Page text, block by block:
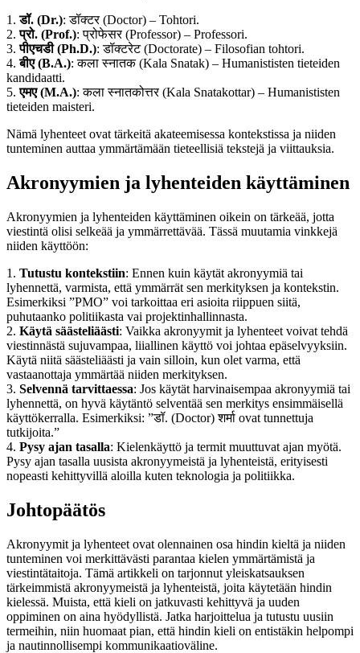
1.डॉ. (Dr.): डॉक्टर (Doctor) – Tohtori.
2.प्रो. (Prof.): प्रोफेसर (Professor) – Professori.
3.पीएचडी (Ph.D.): डॉक्टरेट (Doctorate) – Filosofian tohtori.
4.बीए (B.A.): कला स्नातक (Kala Snatak) – Humanististen tieteiden
kandidaatti.
5.एमए (M.A.): कला स्नातकोत्तर (Kala Snatakottar) – Humanististen
tieteiden maisteri.
Nämä lyhenteet ovat tärkeitä akateemisessa kontekstissa ja niiden
tunteminen auttaa ymmärtämään tieteellisiä tekstejä ja viittauksia.
Akronyymien ja lyhenteiden käyttäminen
Akronyymien ja lyhenteiden käyttäminen oikein on tärkeää, jotta
viestintä olisi selkeää ja ymmärrettävää. Tässä muutamia vinkkejä
niiden käyttöön:
1. Tutustu kontekstiin: Ennen kuin käytät akronyymiä tai
lyhennettä, varmista, että ymmärrät sen merkityksen ja kontekstin.
Esimerkiksi ”PMO” voi tarkoittaa eri asioita riippuen siitä,
puhutaanko politiikasta vai projektinhallinnasta.
2. Käytä säästeliäästi: Vaikka akronyymit ja lyhenteet voivat tehdä
viestinnästä sujuvampaa, liiallinen käyttö voi johtaa epäselvyyksiin.
Käytä niitä säästeliäästi ja vain silloin, kun olet varma, että
vastaanottaja ymmärtää niiden merkityksen.
3. Selvennä tarvittaessa: Jos käytät harvinaisempaa akronyymiä tai
lyhennettä, on hyvä käytäntö selventää sen merkitys ensimmäisellä
käyttökerralla. Esimerkiksi: ”डॉ. (Doctor) शर्मा ovat tunnettuja
tutkijoita.”
4. Pysy ajan tasalla: Kielenkäyttö ja termit muuttuvat ajan myötä.
Pysy ajan tasalla uusista akronyymeistä ja lyhenteistä, erityisesti
nopeasti kehittyvillä aloilla kuten teknologia ja politiikka.
Johtopäätös
Akronyymit ja lyhenteet ovat olennainen osa hindin kieltä ja niiden
tunteminen voi merkittävästi parantaa kielen ymmärtämistä ja
viestintätaitoja. Tämä artikkeli on tarjonnut yleiskatsauksen
tärkeimmistä akronyymeistä ja lyhenteistä, joita käytetään hindin
kielessä. Muista, että kieli on jatkuvasti kehittyvä ja uuden
oppiminen on aina hyödyllistä. Jatka harjoittelua ja tutustu uusiin
termeihin, niin huomaat pian, että hindin kieli on entistäkin helpompi
ja nautinnollisempi kommunikaatioväline.